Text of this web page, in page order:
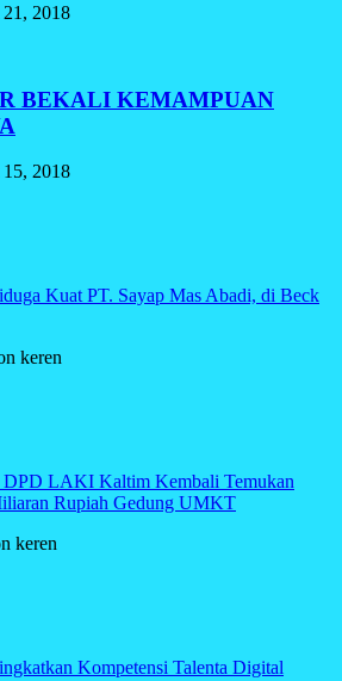
2018
BEKALI KEMAMPUAN
2018
Kuat PT. Sayap Mas Abadi, di Beck
keren
DPD LAKI Kaltim Kembali Temukan
Rupiah Gedung UMKT
keren
Kompetensi Talenta Digital